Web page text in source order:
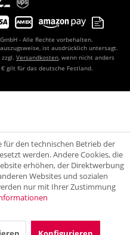
- Alle Rechte vorbehalten.
ist ausdrücklich untersagt.
Versandkosten , wenn nicht anders
gilt für das deutsche Festland.
für den technischen Betrieb der
werden. Andere Cookies, die
erhöhen, der Direktwerbung
Websites und sozialen
nur mit Ihrer Zustimmung